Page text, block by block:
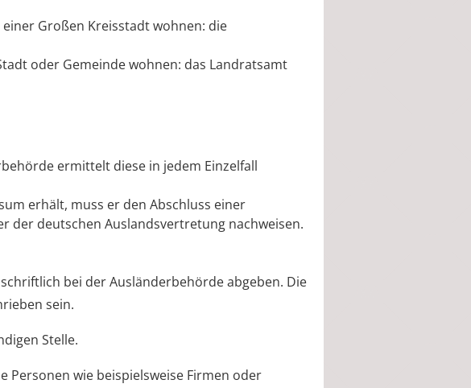
Großen Kreisstadt wohnen: die
oder Gemeinde wohnen: das Landratsamt
ermittelt diese in jedem Einzelfall
erhält, muss er den Abschluss einer
der deutschen Auslandsvertretung nachweisen.
bei der Ausländerbehörde abgeben. Die
sein.
Stelle.
Personen wie beispielsweise Firmen oder